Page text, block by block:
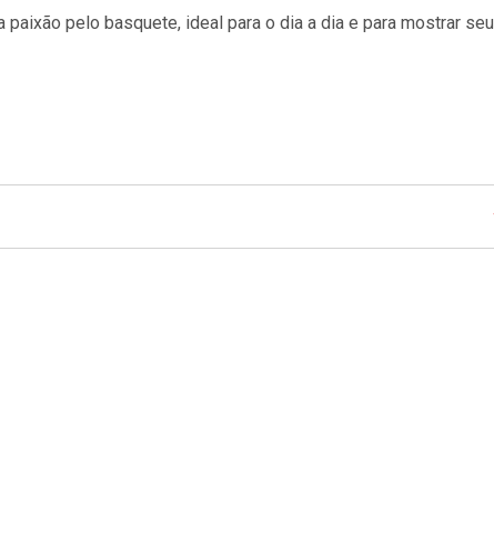
pelo basquete, ideal para o dia a dia e para mostrar seu